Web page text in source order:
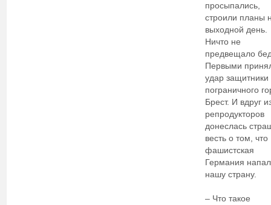
просыпались,
строили планы
выходной день.
Ничто не
предвещало
Первыми
удар защитники
пограничного
Брест. И вдруг
репродукторов
донеслась
весть о том, что
фашистская
Германия
нашу страну.
– Что такое